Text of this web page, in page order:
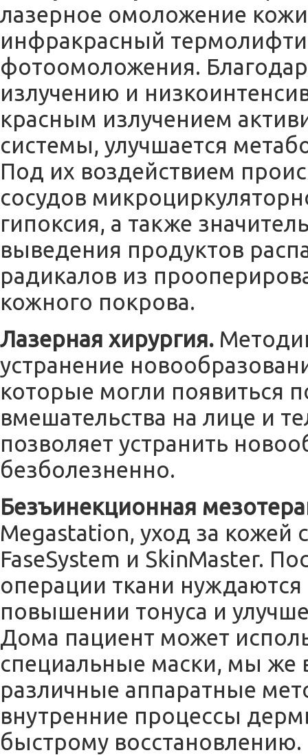
лазерное омоложение кожи
инфракрасный
фотоомоложения.
излучению и
красным излучением
системы, улучшается
Под их воздействием
сосудов
гипоксия, а также
выведения продуктов
радикалов из
кожного покрова.
Лазерная хирургия.
устранение
которые могли появиться
вмешательства на лице и
позволяет устранить
безболезненно.
Безъинекционная
Megastation, уход за
FaseSystem и SkinMaster.
операции ткани
повышении тонуса и
Дома пациент может
специальные маски, мы же
различные аппаратные
внутренние процессы
быстрому восстановлению.